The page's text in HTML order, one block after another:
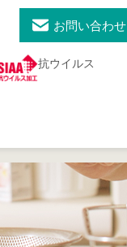
お問い合わせ
抗ウイルス